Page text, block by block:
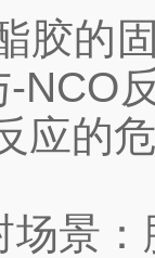
的固
-NCO
应的
：